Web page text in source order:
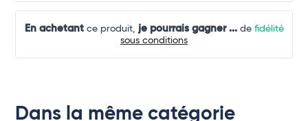
En achetantce produit, je pourrais gagner ...de fidélité
sous conditions
Dans la même catégorie